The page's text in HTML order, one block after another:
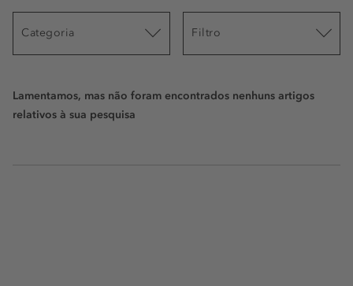
Categoria Filtro
Lamentamos, mas não foram encontrados nenhuns artigos
relativos à sua pesquisa